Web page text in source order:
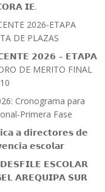
𝗜𝗘.
2026-ETAPA
DE PLAZAS
𝟮𝟬𝟮𝟲 – 𝗘𝗧𝗔𝗣𝗔
DE MERITO FINAL
Cronograma para
Primera Fase
𝗮 𝗱𝗶𝗿𝗲𝗰𝘁𝗼𝗿𝗲𝘀 𝗱𝗲
𝗲𝘀𝗰𝗼𝗹𝗮𝗿
𝗘𝗦𝗖𝗢𝗟𝗔𝗥
𝗔𝗥𝗘𝗤𝗨𝗜𝗣𝗔 𝗦𝗨𝗥